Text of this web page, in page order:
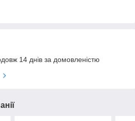
14 днів за домовленістю